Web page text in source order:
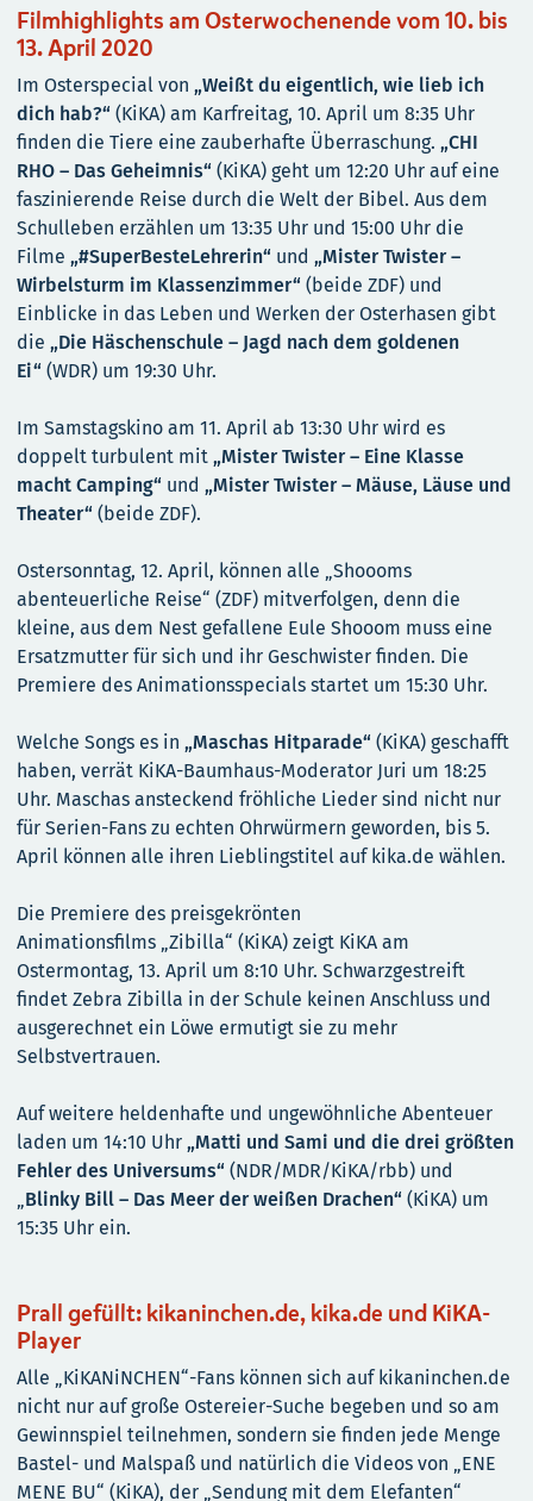
Filmhighlights am Osterwochenende vom 10. bis
13. April 2020
Im Osterspecial von „Weißt du eigentlich, wie lieb ich
dich hab?“ (KiKA) am Karfreitag, 10. April um 8:35 Uhr
finden die Tiere eine zauberhafte Überraschung. „CHI
RHO – Das Geheimnis“ (KiKA) geht um 12:20 Uhr auf eine
faszinierende Reise durch die Welt der Bibel. Aus dem
Schulleben erzählen um 13:35 Uhr und 15:00 Uhr die
Filme „#SuperBesteLehrerin“ und „Mister Twister –
Wirbelsturm im Klassenzimmer“ (beide ZDF) und
Einblicke in das Leben und Werken der Osterhasen gibt
die „Die Häschenschule – Jagd nach dem goldenen
Ei“ (WDR) um 19:30 Uhr.
Im Samstagskino am 11. April ab 13:30 Uhr wird es
doppelt turbulent mit „Mister Twister – Eine Klasse
macht Camping“ und „Mister Twister – Mäuse, Läuse und
Theater“ (beide ZDF).
Ostersonntag, 12. April, können alle „Shoooms
abenteuerliche Reise“ (ZDF) mitverfolgen, denn die
kleine, aus dem Nest gefallene Eule Shooom muss eine
Ersatzmutter für sich und ihr Geschwister finden. Die
Premiere des Animationsspecials startet um 15:30 Uhr.
Welche Songs es in „Maschas Hitparade“ (KiKA) geschafft
haben, verrät KiKA-Baumhaus-Moderator Juri um 18:25
Uhr. Maschas ansteckend fröhliche Lieder sind nicht nur
für Serien-Fans zu echten Ohrwürmern geworden, bis 5.
April können alle ihren Lieblingstitel auf kika.de wählen.
Die Premiere des preisgekrönten
Animationsfilms „Zibilla“ (KiKA) zeigt KiKA am
Ostermontag, 13. April um 8:10 Uhr. Schwarzgestreift
findet Zebra Zibilla in der Schule keinen Anschluss und
ausgerechnet ein Löwe ermutigt sie zu mehr
Selbstvertrauen.
Auf weitere heldenhafte und ungewöhnliche Abenteuer
laden um 14:10 Uhr „Matti und Sami und die drei größten
Fehler des Universums“ (NDR/MDR/KiKA/rbb) und
„Blinky Bill – Das Meer der weißen Drachen“ (KiKA) um
15:35 Uhr ein.
Prall gefüllt: kikaninchen.de, kika.de und KiKA-
Player
Alle „KiKANiNCHEN“-Fans können sich auf kikaninchen.de
nicht nur auf große Ostereier-Suche begeben und so am
Gewinnspiel teilnehmen, sondern sie finden jede Menge
Bastel- und Malspaß und natürlich die Videos von „ENE
MENE BU“ (KiKA), der „Sendung mit dem Elefanten“